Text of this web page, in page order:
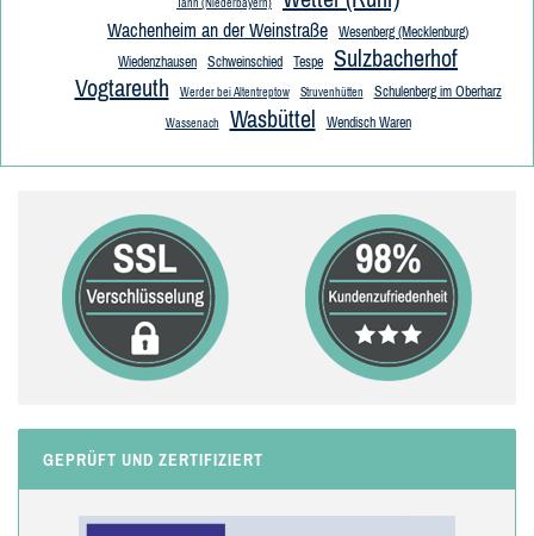
Tann (Niederbayern)
Wachenheim an der Weinstraße
Wesenberg (Mecklenburg)
Wiedenzhausen
Schweinschied Tespe
Sulzbacherhof
Vogtareuth
Werder bei Altentreptow Struvenhütten Schulenberg im Oberharz
Wassenach Wasbüttel Wendisch Waren
GEPRÜFT UND ZERTIFIZIERT